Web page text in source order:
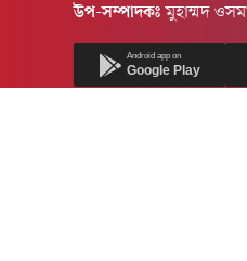
উপ-সম্পাদকঃমুহাম্মদ
Android app on
Google Play